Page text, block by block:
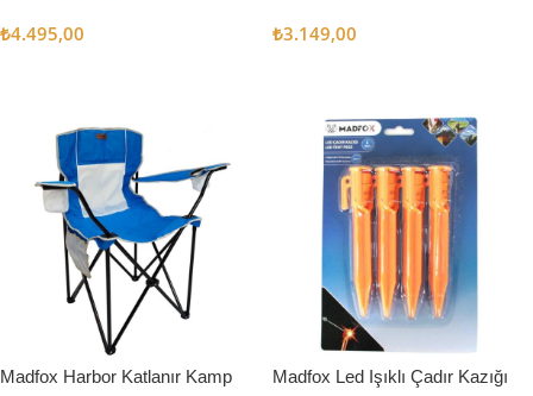
₺4.495,00
₺3.149,00
Madfox Harbor Katlanır Kamp
Madfox Led Işıklı Çadır Kazığı